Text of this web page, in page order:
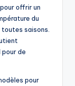
offrir un
du
saisons.
de
pour